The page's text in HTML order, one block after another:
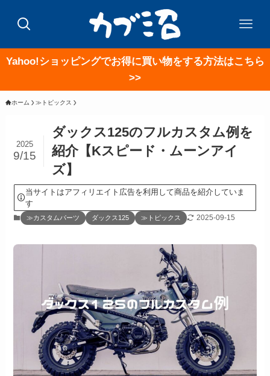
Yahoo!ショッピングでお得に買い物をする方法はこちら
>>
ホーム ≫トピックス
ダックス125のフルカスタム例を
紹介【Kスピード・ムーンアイ
ズ】
2025
9/15
当サイトはアフィリエイト広告を利用して商品を紹介していま
す
≫カスタムパーツ ダックス125 ≫トピックス 2025-09-15